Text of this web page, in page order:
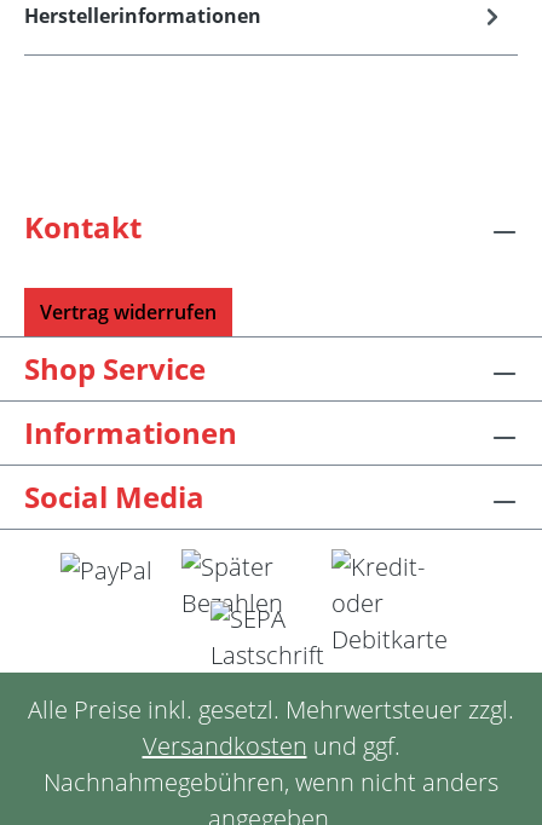
Herstellerinformationen
Kontakt
Vertrag widerrufen
Shop Service
Informationen
Social Media
Alle Preise inkl. gesetzl. Mehrwertsteuer zzgl.
Versandkosten und ggf.
Nachnahmegebühren, wenn nicht anders
angegeben.